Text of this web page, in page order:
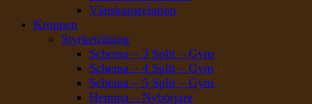
Vänskapsrelation
Kroppen
Styrketräning
Schema – 3 Split – Gym
Schema – 4 Split – Gym
Schema – 5 Split – Gym
Hemma – Nybörjare